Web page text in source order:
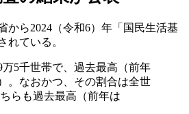
から2024（令和6）年「国民生活基
れている。
万5千世帯で、過去最高（前年
。なおかつ、その割合は全世
らも過去最高（前年は